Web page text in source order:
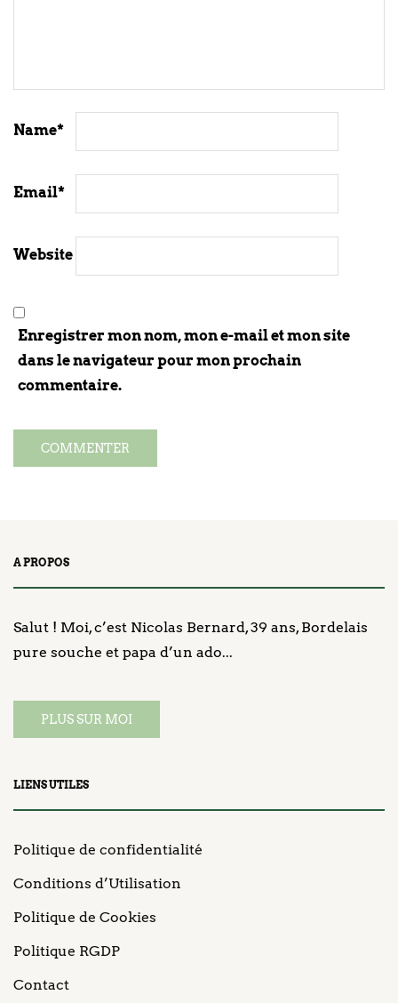
Name*
Email*
Website
Enregistrer mon nom, mon e-mail et mon site
dans le navigateur pour mon prochain
commentaire.
A PROPOS
Salut ! Moi, c’est Nicolas Bernard, 39 ans, Bordelais
pure souche et papa d’un ado...
PLUS SUR MOI
LIENS UTILES
Politique de confidentialité
Conditions d’Utilisation
Politique de Cookies
Politique RGDP
Contact